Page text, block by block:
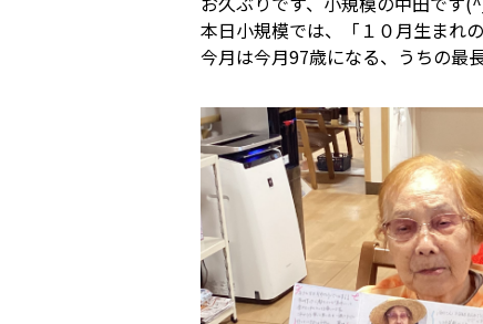
本日小規模では、「１０月生まれ
今月は今月97歳になる、うちの最